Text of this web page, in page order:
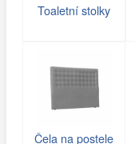
Toaletní stolky
Čela na postele